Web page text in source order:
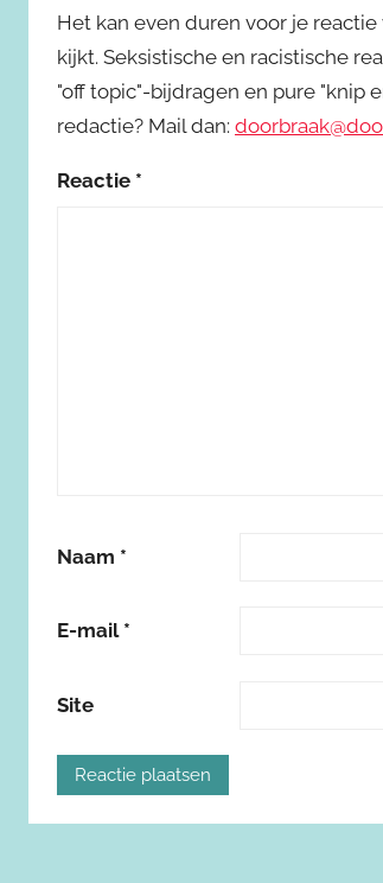
Het kan even duren voor je
kijkt. Seksistische en racistische
"off topic"-bijdragen en pure "knip
redactie? Mail dan:
Reactie *
Naam *
E-mail *
Site